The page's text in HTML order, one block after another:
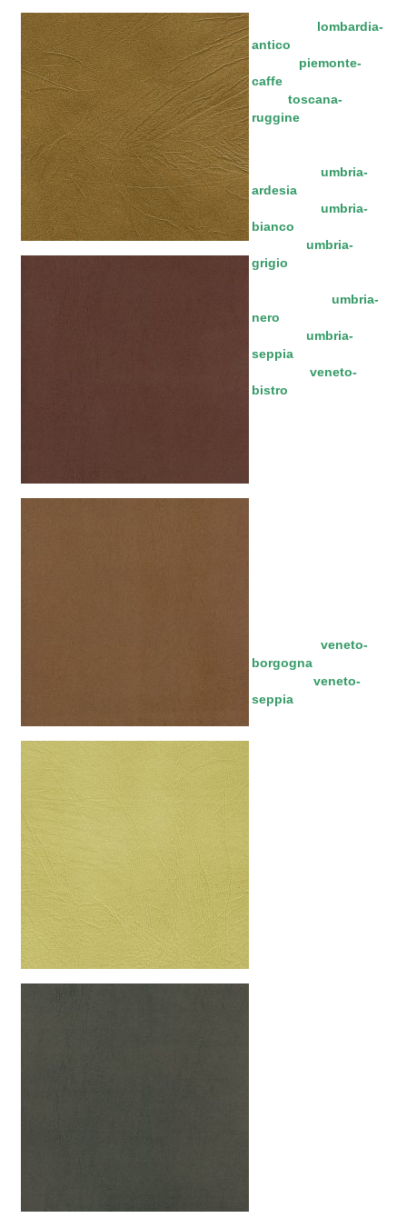
lombardia-
antico
piemonte-
caffe
toscana-
ruggine
umbria-
ardesia
umbria-
bianco
umbria-
grigio
umbria-
nero
umbria-
seppia
veneto-
bistro
veneto-
borgogna
veneto-
seppia